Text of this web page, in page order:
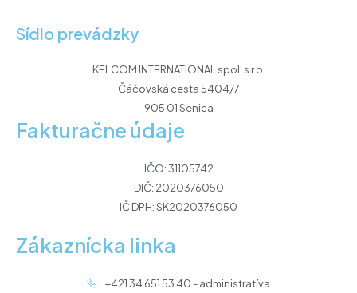
Sídlo prevádzky
KELCOM INTERNATIONAL spol. s r.o.
Čáčovská cesta 5404/7
905 01 Senica
Fakturačne údaje
IČO: 31105742
DIČ: 2020376050
IČ DPH: SK2020376050
Zákaznícka linka
+421 34 651 53 40 - administratíva